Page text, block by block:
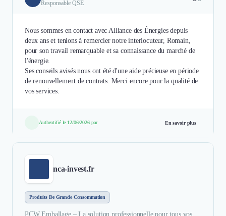
Responsable QSE
Nous sommes en contact avec Alliance des Énergies depuis
deux ans et tenions à remercier notre interlocuteur, Romain,
pour son travail remarquable et sa connaissance du marché de
l'énergie.
Ses conseils avisés nous ont été d'une aide précieuse en période
de renouvellement de contrats. Merci encore pour la qualité de
vos services.
Authentifié le 12/06/2026 par En savoir plus
nca-invest.fr
Produits De Grande Consommation
PCW Emballage – La solution professionnelle pour tous vos